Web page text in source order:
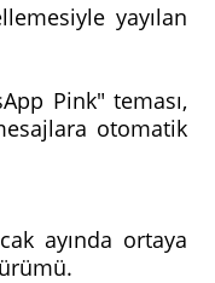
yayılan
Pink" teması,
otomatik
ayında ortaya